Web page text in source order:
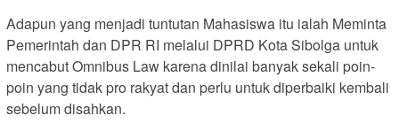
Adapun yang menjadi tuntutan Mahasiswa itu ialah Meminta
Pemerintah dan DPR RI melalui DPRD Kota Sibolga untuk
mencabut Omnibus Law karena dinilai banyak sekali poin-
poin yang tidak pro rakyat dan perlu untuk diperbaiki kembali
sebelum disahkan.